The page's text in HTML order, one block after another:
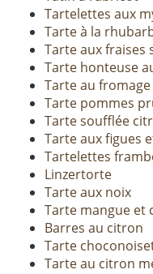
Tartelettes aux
Tarte à la
Tarte aux fraises
Tarte honteuse
Tarte au
Tarte pommes
Tarte soufflée
Tarte aux figues
Tartelettes
Linzertorte
Tarte aux noix
Tarte mangue et
Barres au citron
Tarte
Tarte au citron